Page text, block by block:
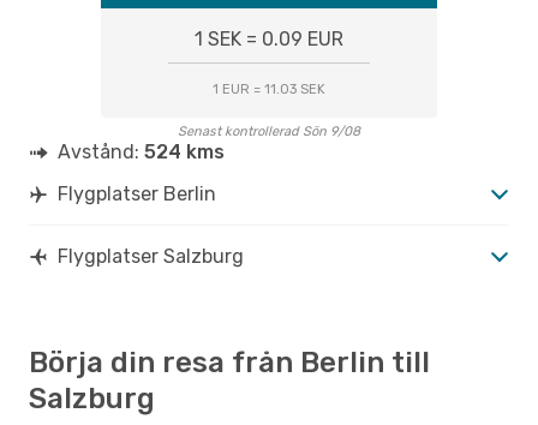
1 SEK = 0.09 EUR
1 EUR = 11.03 SEK
Senast kontrollerad Sön 9/08
Avstånd: 524 kms
Flygplatser Berlin
Flygplatser Salzburg
Börja din resa från Berlin till
Salzburg